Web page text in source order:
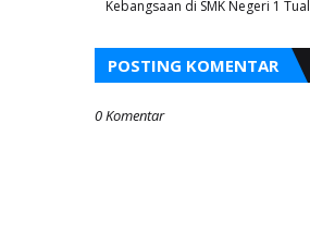
Kebangsaan di SMK Negeri 1 Tual
POSTING KOMENTAR
0 Komentar